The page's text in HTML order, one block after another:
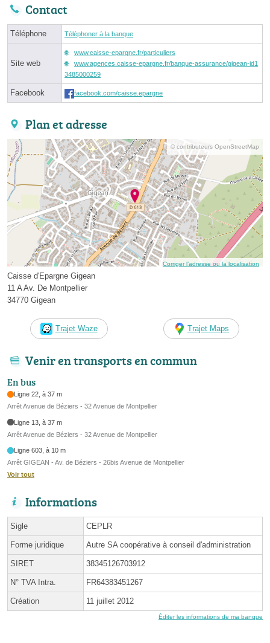
Contact
Téléphone Téléphoner à la banque
Site web
www.caisse-epargne.fr/particuliers
www.agences.caisse-epargne.fr/banque-assurance/gigean-id1
3485000259
Facebook facebook.com/caisse.epargne
Plan et adresse
© contributeurs OpenStreetMap
Corriger l’adresse ou la localisation
Caisse d'Epargne Gigean
11 A Av. De Montpellier
34770 Gigean
Trajet Waze Trajet Maps
Venir en transports en commun
En bus
Ligne 22, à 37 m
Arrêt Avenue de Béziers - 32 Avenue de Montpellier
Ligne 13, à 37 m
Arrêt Avenue de Béziers - 32 Avenue de Montpellier
Ligne 603, à 10 m
Arrêt GIGEAN - Av. de Béziers - 26bis Avenue de Montpellier
Voir tout
Informations
Sigle CEPLR
Forme juridique Autre SA coopérative à conseil d'administration
SIRET 38345126703912
N° TVA Intra. FR64383451267
Création 11 juillet 2012
Éditer les informations de ma banque